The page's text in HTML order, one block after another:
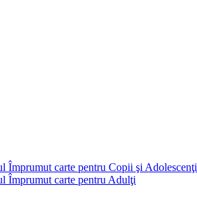
Împrumut carte pentru Copii şi Adolescenţi
Împrumut carte pentru Adulţi